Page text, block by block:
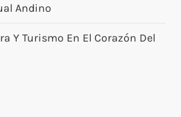
Andino
Y Turismo En El Corazón Del